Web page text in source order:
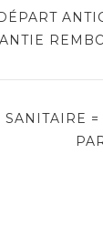
SANITAIRE =